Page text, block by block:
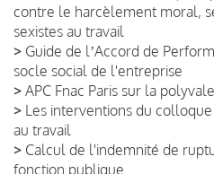
contre le harcèlement moral,
sexistes au travail
> Guide de lʼAccord de
socle social de l'entreprise
> APC Fnac Paris sur la
> Les interventions du
au travail
> Calcul de l'indemnité de
fonction publique